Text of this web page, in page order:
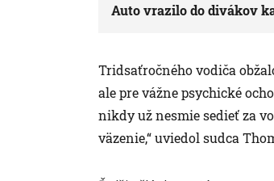
Auto vrazilo do divákov
Tridsaťročného vodiča
ale pre vážne psychické
nikdy už nesmie sedieť za
väzenie,“ uviedol sudca